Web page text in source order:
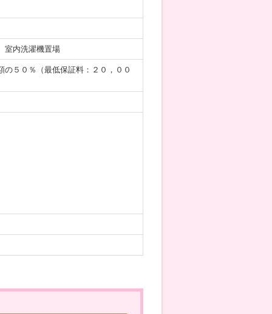
室内洗濯機置場
５０％（最低保証料：２０，００